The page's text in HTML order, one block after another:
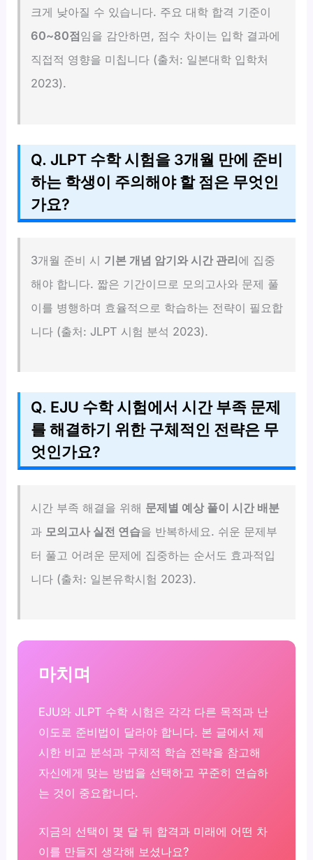
크게 낮아질 수 있습니다. 주요 대학 합격 기준이
60~80점임을 감안하면, 점수 차이는 입학 결과에
직접적 영향을 미칩니다 (출처: 일본대학 입학처
2023).
Q. JLPT 수학 시험을 3개월 만에 준비
하는 학생이 주의해야 할 점은 무엇인
가요?
3개월 준비 시 기본 개념 암기와 시간 관리에 집중
해야 합니다. 짧은 기간이므로 모의고사와 문제 풀
이를 병행하며 효율적으로 학습하는 전략이 필요합
니다 (출처: JLPT 시험 분석 2023).
Q. EJU 수학 시험에서 시간 부족 문제
를 해결하기 위한 구체적인 전략은 무
엇인가요?
시간 부족 해결을 위해 문제별 예상 풀이 시간 배분
과 모의고사 실전 연습을 반복하세요. 쉬운 문제부
터 풀고 어려운 문제에 집중하는 순서도 효과적입
니다 (출처: 일본유학시험 2023).
마치며
EJU와 JLPT 수학 시험은 각각 다른 목적과 난
이도로 준비법이 달라야 합니다. 본 글에서 제
시한 비교 분석과 구체적 학습 전략을 참고해
자신에게 맞는 방법을 선택하고 꾸준히 연습하
는 것이 중요합니다.
지금의 선택이 몇 달 뒤 합격과 미래에 어떤 차
이를 만들지 생각해 보셨나요?